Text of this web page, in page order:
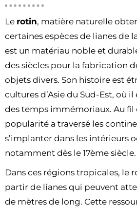
Le rotin, matière naturelle
certaines espèces de lianes de
est un matériau noble et
des siècles pour la fabrication
objets divers. Son histoire est
cultures d’Asie du Sud-Est, où
des temps immémoriaux. Au fil
popularité a traversé les
s’implanter dans les intérieurs
notamment dès le 17ème siècle.
Dans ces régions tropicales, le
partir de lianes qui peuvent
de mètres de long. Cette